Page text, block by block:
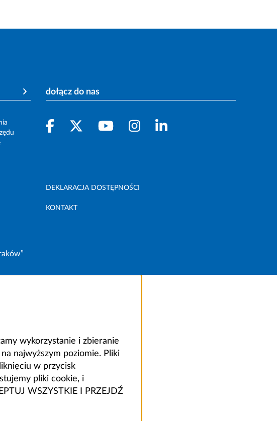
dołącz do nas
DEKLARACJA DOSTĘPNOŚCI
KONTAKT
wykorzystanie i zbieranie
najwyższym poziomie. Pliki
w przycisk
pliki cookie, i
WSZYSTKIE I PRZEJDŹ